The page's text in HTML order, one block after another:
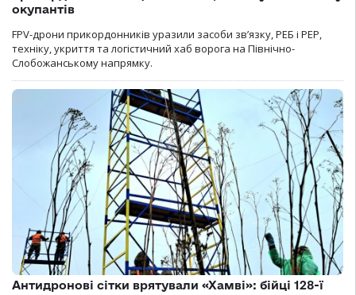
окупантів
FPV-дрони прикордонників уразили засоби зв’язку, РЕБ і РЕР,
техніку, укриття та логістичний хаб ворога на Північно-
Слобожанському напрямку.
Антидронові сітки врятували «Хамві»: бійці 128-ї